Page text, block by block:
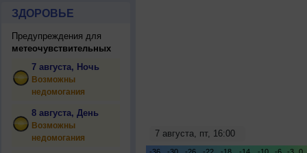
ЗДОРОВЬЕ
Предупреждения для
метеочувствительных
7 августа, Ночь
Возможны
недомогания
8 августа, День
Возможны
недомогания